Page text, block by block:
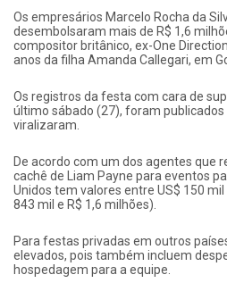
Os empresários Marcelo Rocha da
desembolsaram mais de R$ 1,6
compositor britânico, ex-One
anos da filha Amanda Callegari, em
Os registros da festa com cara de
último sábado (27), foram publicados
viralizaram.
De acordo com um dos agentes que
cachê de Liam Payne para eventos
Unidos tem valores entre US$ 150
843 mil e R$ 1,6 milhões).
Para festas privadas em outros
elevados, pois também incluem
hospedagem para a equipe.